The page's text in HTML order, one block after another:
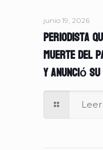
junio 19, 2026
Periodista
muerte del
y anunció